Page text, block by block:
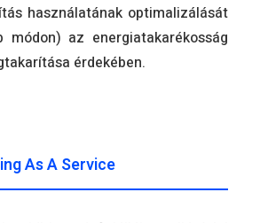
használatának optimalizálását
módon) az energiatakarékosság
érdekében.
As A Service